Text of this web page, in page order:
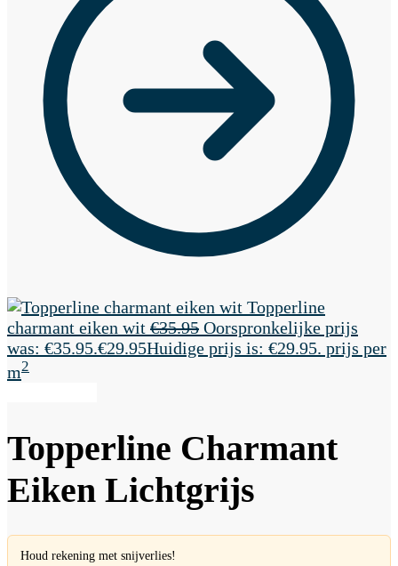
Topperline
charmant eiken wit €35.95 Oorspronkelijke prijs
was: €35.95.€29.95Huidige prijs is: €29.95. prijs per
m2
Topperline Charmant
Eiken Lichtgrijs
Houd rekening met snijverlies!